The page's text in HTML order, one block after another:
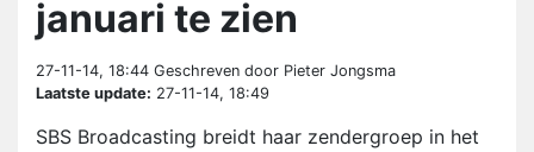
januari te zien
27-11-14, 18:44 Geschreven door Pieter Jongsma
Laatste update: 27-11-14, 18:49
SBS Broadcasting breidt haar zendergroep in het